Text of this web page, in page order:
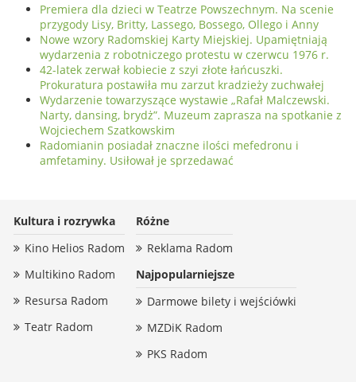
Premiera dla dzieci w Teatrze Powszechnym. Na scenie
przygody Lisy, Britty, Lassego, Bossego, Ollego i Anny
Nowe wzory Radomskiej Karty Miejskiej. Upamiętniają
wydarzenia z robotniczego protestu w czerwcu 1976 r.
42-latek zerwał kobiecie z szyi złote łańcuszki.
Prokuratura postawiła mu zarzut kradzieży zuchwałej
Wydarzenie towarzyszące wystawie „Rafał Malczewski.
Narty, dansing, brydż”. Muzeum zaprasza na spotkanie z
Wojciechem Szatkowskim
Radomianin posiadał znaczne ilości mefedronu i
amfetaminy. Usiłował je sprzedawać
Kultura i rozrywka
Kino Helios Radom
Multikino Radom
Resursa Radom
Teatr Radom
Różne
Reklama Radom
Najpopularniejsze
Darmowe bilety i wejściówki
MZDiK Radom
PKS Radom